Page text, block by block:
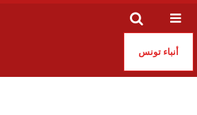
أنباء تونس